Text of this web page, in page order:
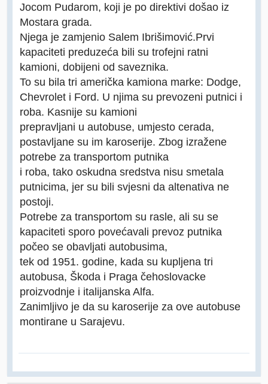
Jocom Pudarom, koji je po direktivi došao iz
Mostara grada.
Njega je zamjenio Salem Ibrišimović.Prvi
kapaciteti preduzeća bili su trofejni ratni
kamioni, dobijeni od saveznika.
To su bila tri američka kamiona marke: Dodge,
Chevrolet i Ford. U njima su prevozeni putnici i
roba. Kasnije su kamioni
prepravljani u autobuse, umjesto cerada,
postavljane su im karoserije. Zbog izražene
potrebe za transportom putnika
i roba, tako oskudna sredstva nisu smetala
putnicima, jer su bili svjesni da altenativa ne
postoji.
Potrebe za transportom su rasle, ali su se
kapaciteti sporo povećavali prevoz putnika
počeo se obavljati autobusima,
tek od 1951. godine, kada su kupljena tri
autobusa, Škoda i Praga čehoslovacke
proizvodnje i italijanska Alfa.
Zanimljivo je da su karoserije za ove autobuse
montirane u Sarajevu.